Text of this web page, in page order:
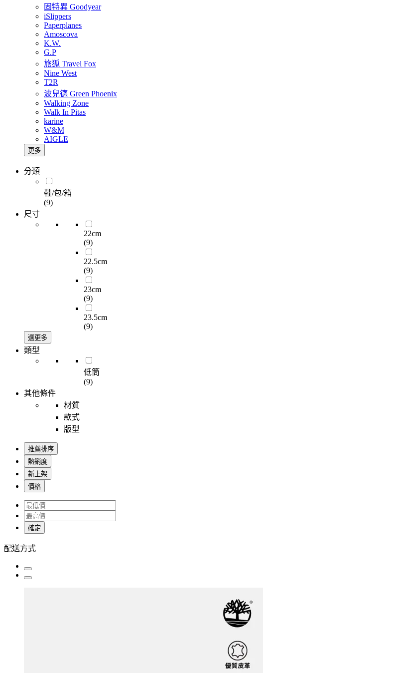
固特異 Goodyear
iSlippers
Paperplanes
Amoscova
K.W.
G.P
旅狐 Travel Fox
Nine West
T2R
波兒德 Green Phoenix
Walking Zone
Walk In Pitas
karine
W&M
AIGLE
更多
分類
鞋/包/箱
(9)
尺寸
22cm
(9)
22.5cm
(9)
23cm
(9)
23.5cm
(9)
選更多
類型
低筒
(9)
其他條件
材質
款式
版型
推薦排序
熱銷度
新上架
價格
確定
配送方式